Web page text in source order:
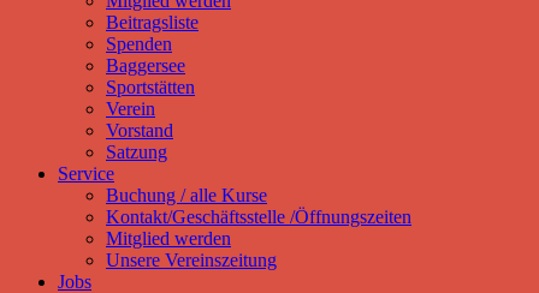
Beitragsliste
Spenden
Baggersee
Sportstätten
Verein
Vorstand
Satzung
Service
Buchung / alle Kurse
Kontakt/Geschäftsstelle /Öffnungszeiten
Mitglied werden
Unsere Vereinszeitung
Jobs